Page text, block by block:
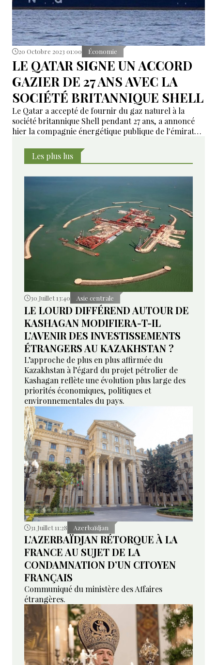
20 Octobre 2023 01:00 Économie
LE QATAR SIGNE UN ACCORD
GAZIER DE 27 ANS AVEC LA
SOCIÉTÉ BRITANNIQUE SHELL
Le Qatar a accepté de fournir du gaz naturel à la
société britannique Shell pendant 27 ans, a annoncé
hier la compagnie énergétique publique de l'émirat
Les plus lus
30 Juillet 13:40 Asie centrale
LE LOURD DIFFÉREND AUTOUR DE
KASHAGAN MODIFIERA-T-IL
L’AVENIR DES INVESTISSEMENTS
ÉTRANGERS AU KAZAKHSTAN ?
L’approche de plus en plus affirmée du
Kazakhstan à l’égard du projet pétrolier de
Kashagan reflète une évolution plus large des
priorités économiques, politiques et
environnementales du pays.
31 Juillet 11:28 Azerbaïdjan
L’AZERBAÏDJAN RÉTORQUE À LA
FRANCE AU SUJET DE LA
CONDAMNATION D’UN CITOYEN
FRANÇAIS
Communiqué du ministère des Affaires
étrangères.